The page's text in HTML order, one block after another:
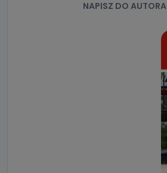
NAPISZ DO AUTORA